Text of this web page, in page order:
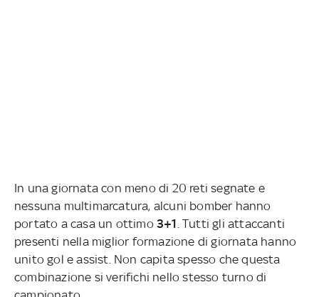
In una giornata con meno di 20 reti segnate e
nessuna multimarcatura, alcuni bomber hanno
portato a casa un ottimo 3+1 . Tutti gli attaccanti
presenti nella miglior formazione di giornata hanno
unito gol e assist. Non capita spesso che questa
combinazione si verifichi nello stesso turno di